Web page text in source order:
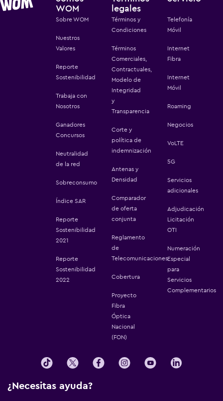
WOM
Sobre WOM
Nuestros
Valores
Reporte
Sostenibilidad
Trabaja con
Nosotros
Ganadores
Concursos
Neutralidad
de la red
Sobreconsumo
Índice SAR
Reporte
Sostenibilidad
2021
Reporte
Sostenibilidad
2022
legales
Términos y
Condiciones
Términos
Comerciales,
Contractuales,
Modelo de
Integridad
y
Transparencia
Corte y
política de
indemnización
Antenas y
Densidad
Comparador
de oferta
conjunta
Reglamento
de
Telecomunicaciones
Cobertura
Proyecto
Fibra
Óptica
Nacional
(FON)
Telefonía
Móvil
Internet
Fibra
Internet
Móvil
Roaming
Negocios
VoLTE
5G
Servicios
adicionales
Adjudicación
Licitación
OTI
Numeración
Especial
para
Servicios
Complementarios
¿Necesitas ayuda?